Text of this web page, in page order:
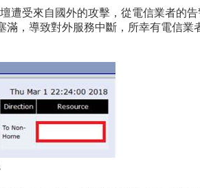
遭受來自國外的攻擊，從電信業者的
，導致對外服務中斷，所幸有電信業